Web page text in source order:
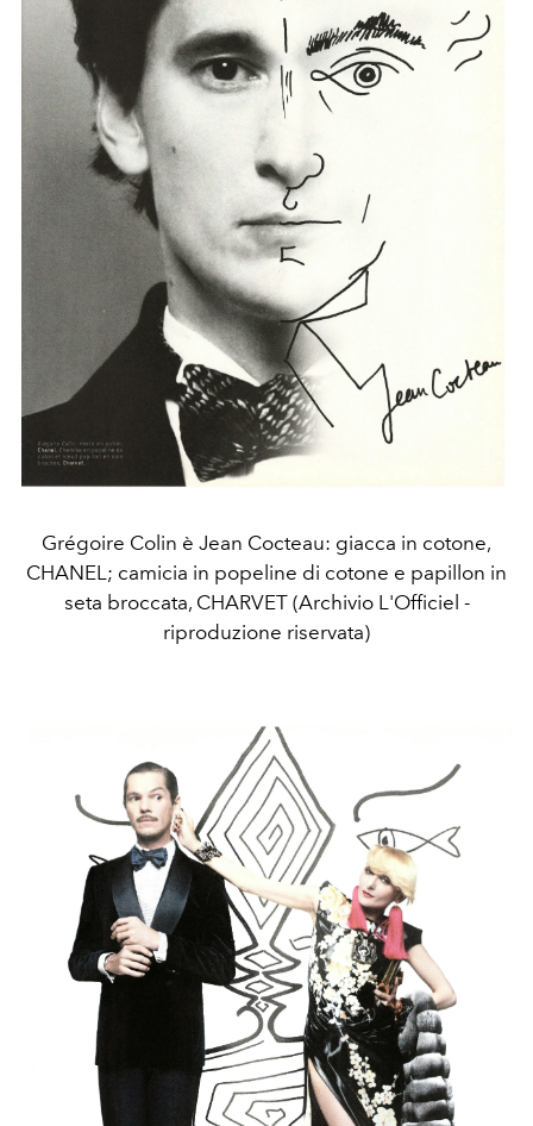
Grégoire Colin è Jean Cocteau: giacca in cotone,
CHANEL; camicia in popeline di cotone e papillon in
seta broccata, CHARVET (Archivio L'Officiel -
riproduzione riservata)